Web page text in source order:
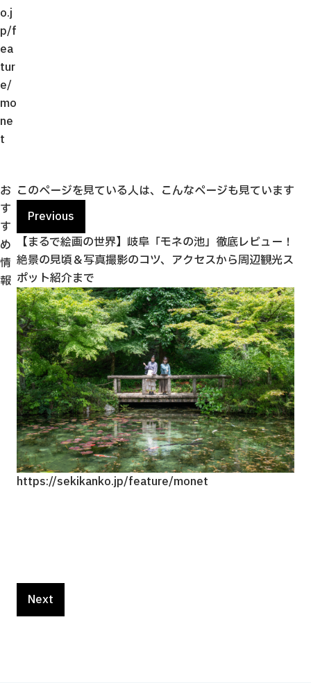
o.j
p/f
ea
tur
e/
mo
ne
t
お
す
す
め
情
報
このページを見ている人は、こんなページも見ています
Previous
【まるで絵画の世界】岐阜「モネの池」徹底レビュー！
絶景の見頃＆写真撮影のコツ、アクセスから周辺観光ス
ポット紹介まで
https://sekikanko.jp/feature/monet
Next